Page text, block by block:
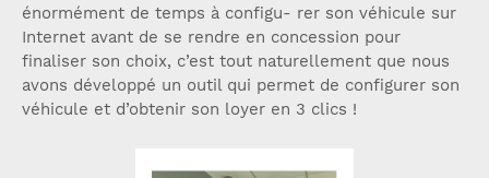
énormément de temps à configu- rer son véhicule sur
Internet avant de se rendre en concession pour
finaliser son choix, c’est tout naturellement que nous
avons développé un outil qui permet de configurer son
véhicule et d’obtenir son loyer en 3 clics !